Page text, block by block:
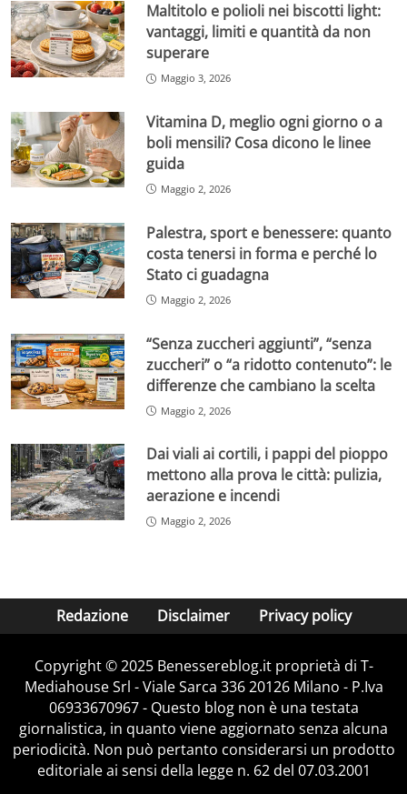
Maltitolo e polioli nei biscotti light:
vantaggi, limiti e quantità da non
superare
Maggio 3, 2026
Vitamina D, meglio ogni giorno o a
boli mensili? Cosa dicono le linee
guida
Maggio 2, 2026
Palestra, sport e benessere: quanto
costa tenersi in forma e perché lo
Stato ci guadagna
Maggio 2, 2026
“Senza zuccheri aggiunti”, “senza
zuccheri” o “a ridotto contenuto”: le
differenze che cambiano la scelta
Maggio 2, 2026
Dai viali ai cortili, i pappi del pioppo
mettono alla prova le città: pulizia,
aerazione e incendi
Maggio 2, 2026
Redazione Disclaimer Privacy policy
Copyright © 2025 Benessereblog.it proprietà di T-
Mediahouse Srl - Viale Sarca 336 20126 Milano - P.Iva
06933670967 - Questo blog non è una testata
giornalistica, in quanto viene aggiornato senza alcuna
periodicità. Non può pertanto considerarsi un prodotto
editoriale ai sensi della legge n. 62 del 07.03.2001